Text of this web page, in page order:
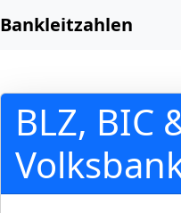
Bankleitzahlen
BLZ, BIC